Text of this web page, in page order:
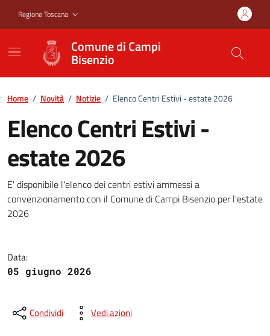
Regione Toscana
Comune di Campi
Bisenzio
Home / Novità / Notizie / Elenco Centri Estivi - estate 2026
Elenco Centri Estivi -
estate 2026
Elenco Centri Estivi - estate
E' disponibile l'elenco dei centri estivi ammessi a
convenzionamento con il Comune di Campi Bisenzio per l'estate
2026
Data:
05 giugno 2026
Condividi Vedi azioni